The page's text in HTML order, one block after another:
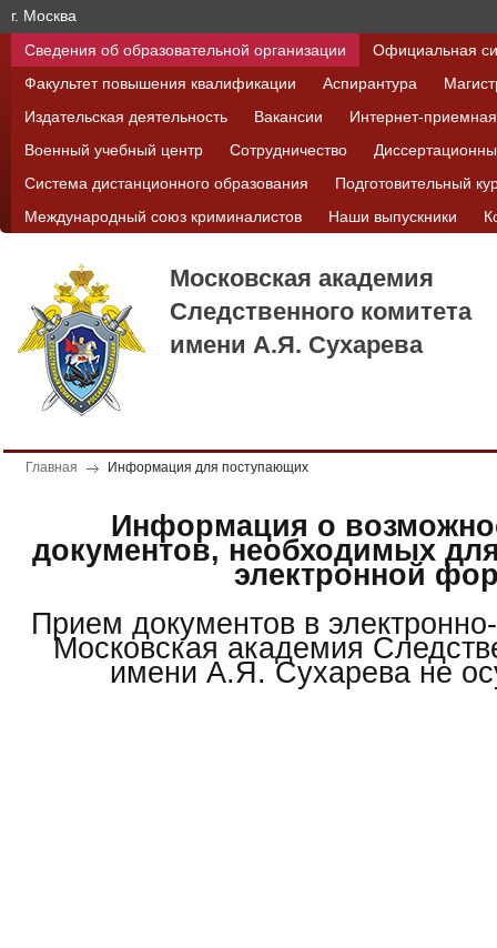
г. Москва
Сведения об образовательной организации
Официальная
Факультет повышения квалификации
Аспирантура
Издательская деятельность
Вакансии
Интернет-приемная
Военный учебный центр
Сотрудничество
Система дистанционного образования
Подготовительный
Международный союз криминалистов
Наши выпускники
Московская академия
Следственного комитета
имени А.Я. Сухарева
Главная Информация для поступающих
Информация о
документов, необходимых
электронной
Прием документов в
Московская академия
имени А.Я. Сухарева не